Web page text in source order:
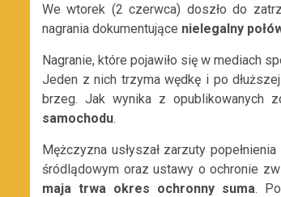
We wtorek (2 czerwca) doszło do
nagrania dokumentujące nielegalny
Nagranie, które pojawiło się w mediach
Jeden z nich trzyma wędkę i po
brzeg. Jak wynika z opublikowanych
samochodu.
Mężczyzna usłyszał zarzuty popełnienia
śródlądowym oraz ustawy o ochronie
maja trwa okres ochronny suma.